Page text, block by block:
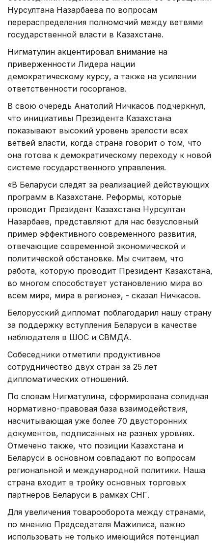
Нурсултана Назарбаева по вопросам
перераспределения полномочий между ветвями
государственной власти в Казахстане.
Нигматулин акцентировал внимание на
приверженности Лидера нации
демократическому курсу, а также на усилении
ответственности госорганов.
В свою очередь Анатолий Ничкасов подчеркнул,
что инициативы Президента Казахстана
показывают высокий уровень зрелости всех
ветвей власти, когда страна говорит о том, что
она готова к демократическому переходу к новой
системе государственного управления.
«В Беларуси следят за реализацией действующих
программ в Казахстане. Реформы, которые
проводит Президент Казахстана Нурсултан
Назарбаев, представляют для нас безусловный
пример эффективного современного развития,
отвечающие современной экономической и
политической обстановке. Мы считаем, что
работа, которую проводит Президент Казахстана,
во многом способствует установлению мира во
всем мире, мира в регионе», - сказал Ничкасов.
Белорусский дипломат поблагодарил нашу страну
за поддержку вступления Беларуси в качестве
наблюдателя в ШОС и СВМДА.
Собеседники отметили продуктивное
сотрудничество двух стран за 25 лет
дипломатических отношений.
По словам Нигматулина, сформирована солидная
нормативно-правовая база взаимодействия,
насчитывающая уже более 70 двусторонних
документов, подписанных на разных уровнях.
Отмечено также, что позиции Казахстана и
Беларуси в основном совпадают по вопросам
региональной и международной политики. Наша
страна входит в тройку основных торговых
партнеров Беларуси в рамках СНГ.
Для увеличения товарооборота между странами,
по мнению Председателя Мажилиса, важно
использовать не только имеющийся потенциал